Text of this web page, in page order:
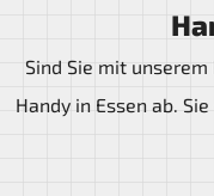
Sind Sie mit
Handy in Essen ab.